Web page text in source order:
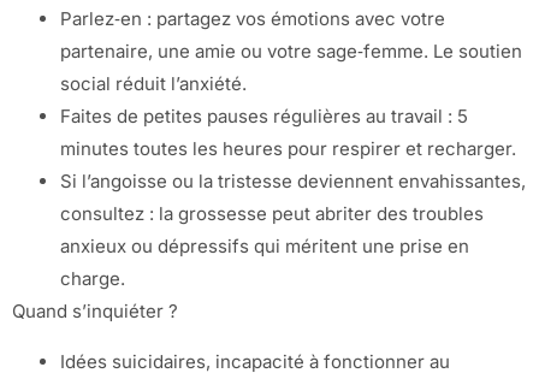
Parlez‑en : partagez vos émotions avec votre
partenaire, une amie ou votre sage‑femme. Le soutien
social réduit l’anxiété.
Faites de petites pauses régulières au travail : 5
minutes toutes les heures pour respirer et recharger.
Si l’angoisse ou la tristesse deviennent envahissantes,
consultez : la grossesse peut abriter des troubles
anxieux ou dépressifs qui méritent une prise en
charge.
Quand s’inquiéter ?
Idées suicidaires, incapacité à fonctionner au